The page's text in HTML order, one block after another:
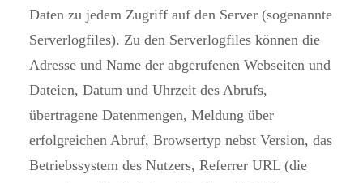
Daten zu jedem Zugriff auf den Server (sogenannte
Serverlogfiles). Zu den Serverlogfiles können die
Adresse und Name der abgerufenen Webseiten und
Dateien, Datum und Uhrzeit des Abrufs,
übertragene Datenmengen, Meldung über
erfolgreichen Abruf, Browsertyp nebst Version, das
Betriebssystem des Nutzers, Referrer URL (die